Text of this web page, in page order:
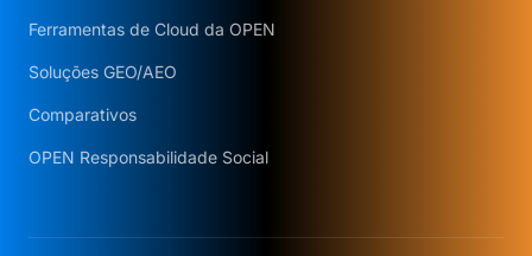
Ferramentas de Cloud da OPEN
Soluções GEO/AEO
Comparativos
OPEN Responsabilidade Social